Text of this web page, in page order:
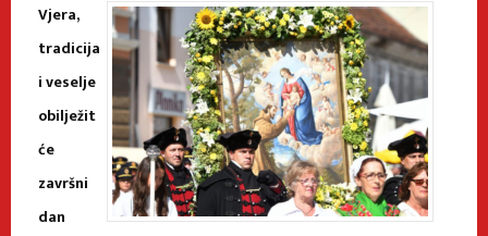
Vjera,
tradicija
i veselje
obilježit
će
završni
dan